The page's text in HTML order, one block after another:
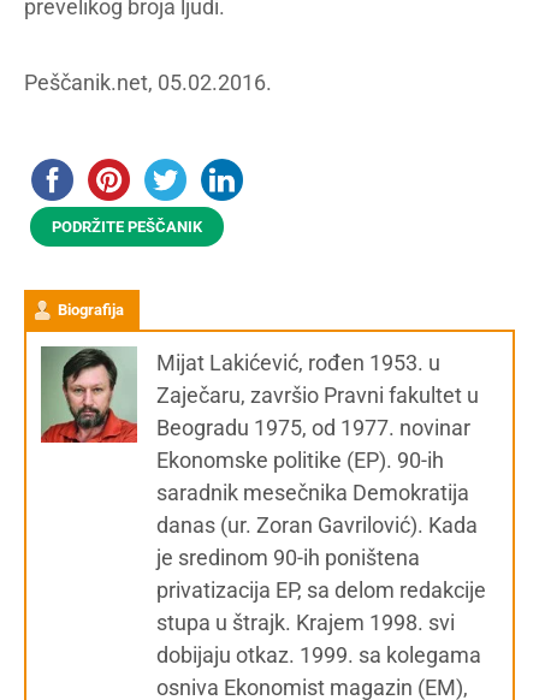
prevelikog broja ljudi.
Peščanik.net, 05.02.2016.
PODRŽITE PEŠČANIK
Biografija
Mijat Lakićević, rođen 1953. u
Zaječaru, završio Pravni fakultet u
Beogradu 1975, od 1977. novinar
Ekonomske politike (EP). 90-ih
saradnik mesečnika Demokratija
danas (ur. Zoran Gavrilović). Kada
je sredinom 90-ih poništena
privatizacija EP, sa delom redakcije
stupa u štrajk. Krajem 1998. svi
dobijaju otkaz. 1999. sa kolegama
osniva Ekonomist magazin (EM),